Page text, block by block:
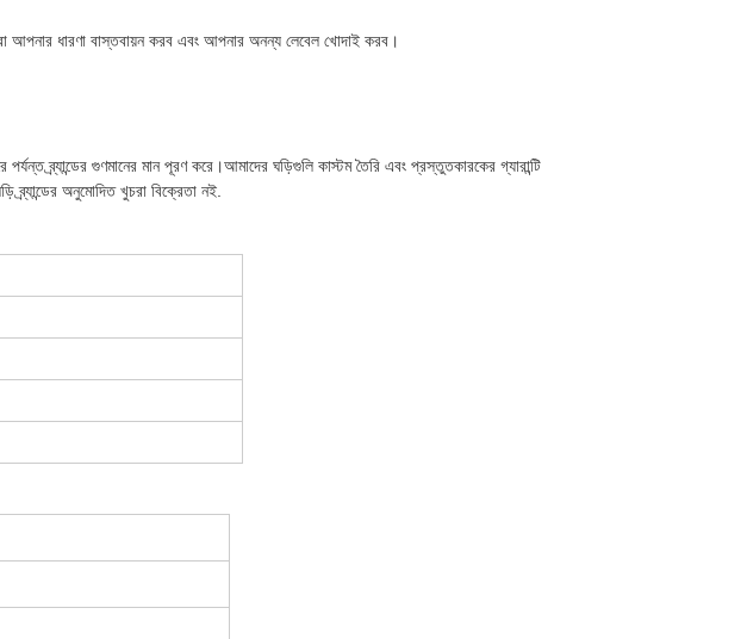
ধারণা বাস্তবায়ন করব এবং আপনার অনন্য লেবেল খোদাই করব।
ব্র্যান্ডের গুণমানের মান পূরণ করে।আমাদের ঘড়িগুলি কাস্টম তৈরি এবং প্রস্তুতকারকের গ্যারান্টি
ব্র্যান্ডের অনুমোদিত খুচরা বিক্রেতা নই.